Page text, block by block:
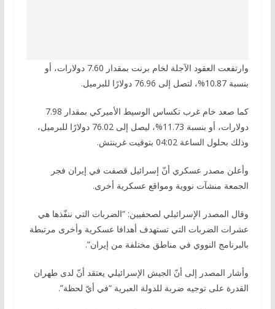
وارتفعت العقود الآجلة لخام برنت بمقدار 7.60 دولارات، أو
بنسبة 10.87%، لتصل إلى 76.96 دولارًا للبرميل.
كما صعد خام غرب تكساس الوسيط الأميركي بمقدار 7.98
دولارات، أو بنسبة 11.73%، ليصل إلى 76.02 دولارًا للبرميل،
وذلك بحلول الساعة 04:02 بتوقيت غرينتش.
وأعلن مصدر عسكري أنّ إسرائيل قصفت في إيران فجر
الجمعة منشآت نووية ومواقع عسكرية أخرى.
وقال المصدر الإسرائيلي لصحفيين: “الضربات التي ننفّذها هي
عشرات الضربات التي تستهدف أهدافا عسكرية وأخرى مرتبطة
بالبرنامج النووي في مناطق مختلفة من إيران”.
وأشار المصدر إلى أنّ الجيش الإسرائيلي يعتقد أنّ لدى طهران
القدرة على توجيه ضربة للدولة العبرية “في أيّ لحظة”.